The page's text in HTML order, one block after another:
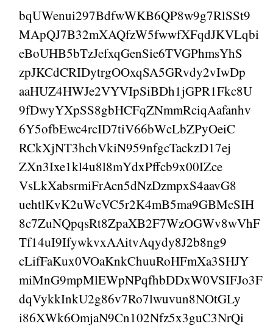
bqUWenui297BdfwWKB6QP8w9g7RlSSt9
MApQJ7B32mXAQfzW5fwwfXFqdJKVLqbi
eBoUHB5bTzJefxqGenSie6TVGPhmsYhS
zpJKCdCRIDytrgOOxqSA5GRvdy2vIwDp
aaHUZ4HWJe2VYVIpSiBDh1jGPR1Fkc8U
9fDwyYXpSS8gbHCFqZNmmRciqAafanhv
6Y5ofbEwc4rcID7tiV66bWcLbZPyOeiC
RCkXjNT3hchVkiN959nfgcTackzD17ej
ZXn3Ixe1kl4u8l8mYdxPffcb9x00IZce
VsLkXabsrmiFrAcn5dNzDzmpxS4aavG8
uehtlKvK2uWcVC5r2K4mB5ma9GBMcSIH
8c7ZuNQpqsRt8ZpaXB2F7WzOGWv8wVhF
Tf14uI9IfywkvxAAitvAqydy8J2b8ng9
cLifFaKux0VOaKnkChuuRoHFmXa3SHJY
miMnG9mpMlEWpNPqfhbDDxW0VSIFJo3F
dqVykkInkU2g86v7Ro7lwuvun8NOtGLy
i86XWk6OmjaN9Cn102Nfz5x3guC3NrQi